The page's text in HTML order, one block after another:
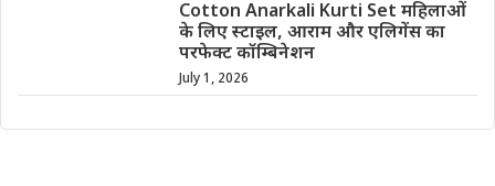
Cotton Anarkali Kurti Set महिलाओं
के लिए स्टाइल, आराम और एलिगेंस का
परफेक्ट कॉम्बिनेशन
July 1, 2026